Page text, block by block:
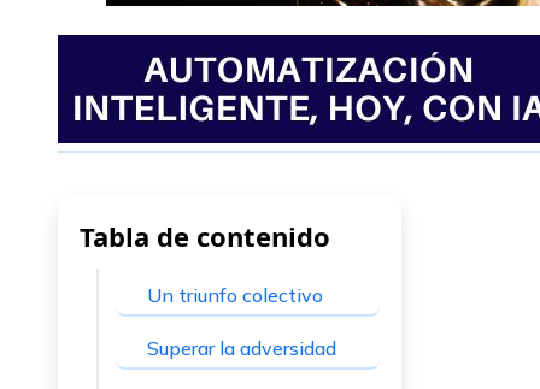
Tabla de contenido
Un triunfo colectivo
Superar la adversidad